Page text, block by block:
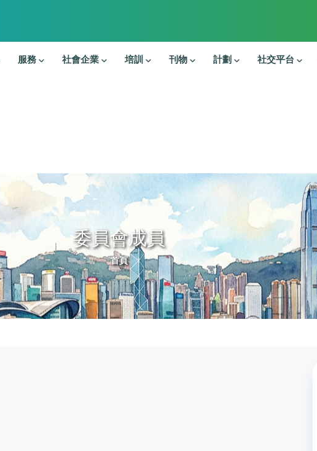
服務 社會企業 培訓 刊物 計劃 社交平台
委員會成員
導航連結
首頁